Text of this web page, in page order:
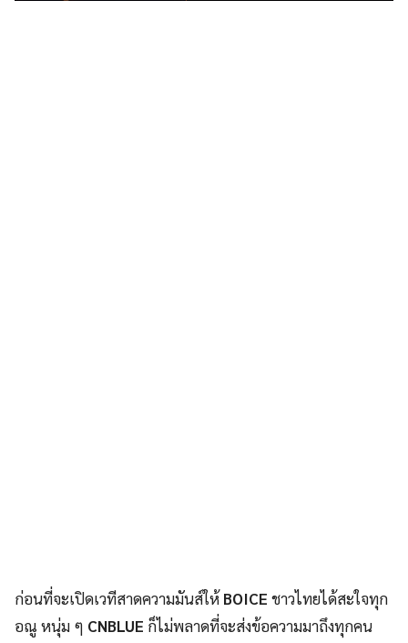
ก่อนที่จะเปิดเวทีสาดความมันส์ให้BOICE ชาวไทยได้สะใจทุก
อณู หนุ่ม ๆ CNBLUE ก็ไม่พลาดที่จะส่งข้อความมาถึงทุกคน